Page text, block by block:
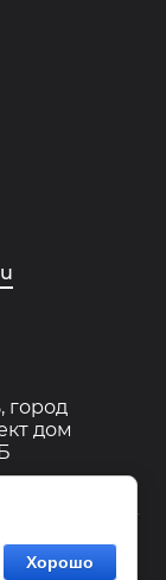
город
дом
Хорошо